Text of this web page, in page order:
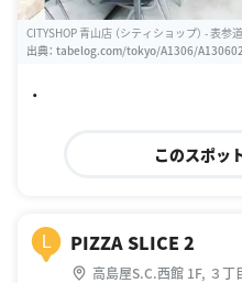
CITYSHOP 青山店 （シティショップ） - 表
出典： tabelog.com/tokyo/A1306/
・
このスポッ
L PIZZA SLICE 2
高島屋S.C.西館 1F, ３